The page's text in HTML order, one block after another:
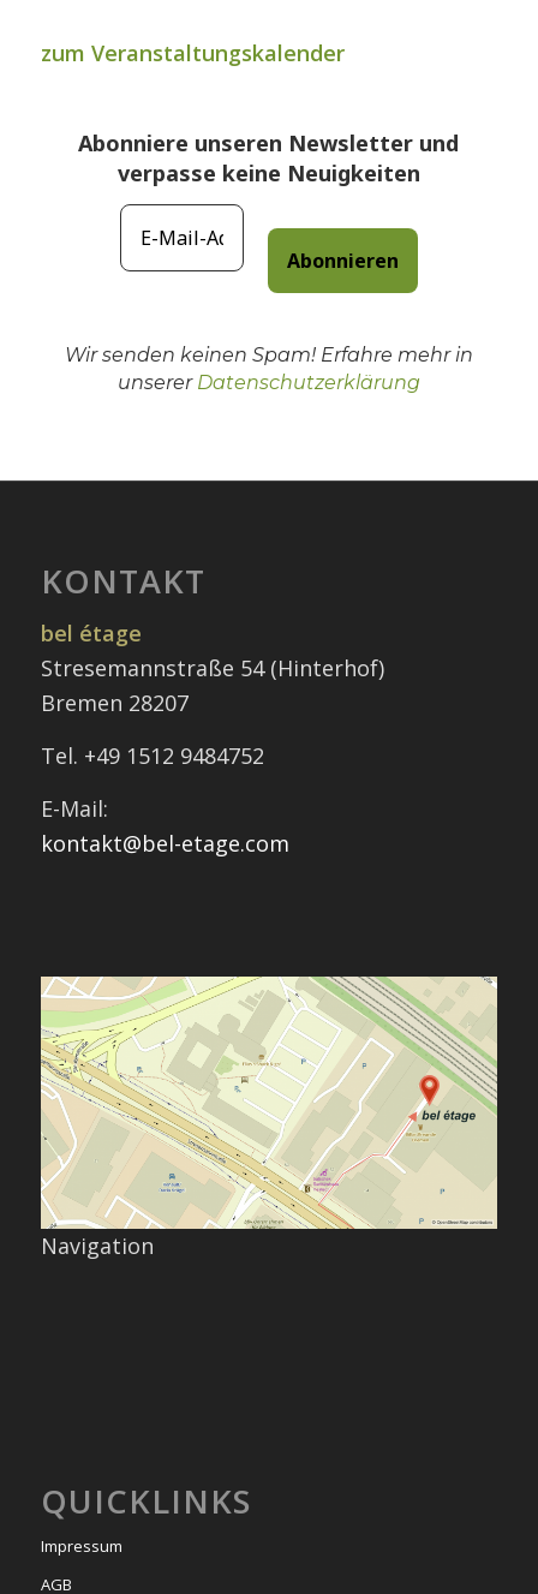
zum Veranstaltungskalender
Abonniere unseren Newsletter und
verpasse keine Neuigkeiten
Wir senden keinen Spam! Erfahre mehr in
unserer Datenschutzerklärung
KONTAKT
bel étage
Stresemannstraße 54 (Hinterhof)
Bremen 28207
Tel. +49 1512 9484752
E-Mail:
kontakt@bel-etage.com
Navigation
QUICKLINKS
Impressum
AGB